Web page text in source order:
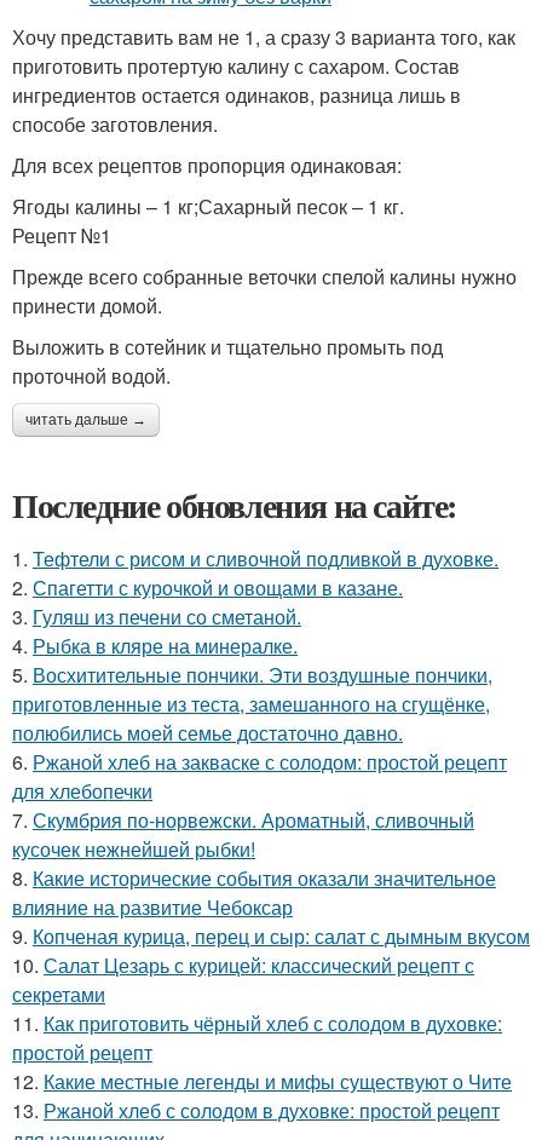
Хочу представить вам не 1, а сразу 3 варианта того, как
приготовить протертую калину с сахаром. Состав
ингредиентов остается одинаков, разница лишь в
способе заготовления.
Для всех рецептов пропорция одинаковая:
Ягоды калины – 1 кг;Сахарный песок – 1 кг.
Рецепт №1
Прежде всего собранные веточки спелой калины нужно
принести домой.
Выложить в сотейник и тщательно промыть под
проточной водой.
читать дальше →
Последние обновления на сайте:
1. Тефтели с рисом и сливочной подливкой в духовке.
2. Спагетти с курочкой и овощами в казане.
3. Гуляш из печени со сметаной.
4. Рыбка в кляре на минералке.
5. Восхитительные пончики. Эти воздушные пончики,
приготовленные из теста, замешанного на сгущёнке,
полюбились моей семье достаточно давно.
6. Ржаной хлеб на закваске с солодом: простой рецепт
для хлебопечки
7. Скумбрия по-норвежски. Ароматный, сливочный
кусочек нежнейшей рыбки!
8. Какие исторические события оказали значительное
влияние на развитие Чебоксар
9. Копченая курица, перец и сыр: салат с дымным вкусом
10. Салат Цезарь с курицей: классический рецепт с
секретами
11. Как приготовить чёрный хлеб с солодом в духовке:
простой рецепт
12. Какие местные легенды и мифы существуют о Чите
13. Ржаной хлеб с солодом в духовке: простой рецепт